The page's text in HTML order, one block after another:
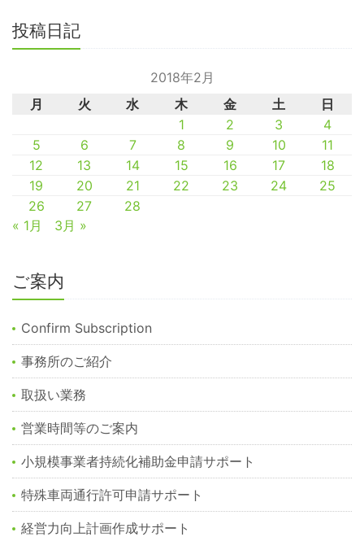
投稿日記
2018年2月
月
火 水 木 金 土
日
1
2 3
4
5
6 7 8 9 10
11
12
13 14 15 16 17
18
19
20 21 22 23 24
25
26
27
28
« 1月
3月 »
ご案内
Confirm Subscription
事務所のご紹介
取扱い業務
営業時間等のご案内
小規模事業者持続化補助金申請サポート
特殊車両通行許可申請サポート
経営力向上計画作成サポート